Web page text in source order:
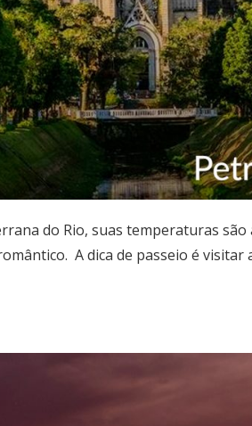
do Rio, suas temperaturas
A dica de passeio é